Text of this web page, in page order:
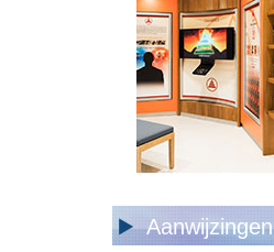
Aanwijzingen